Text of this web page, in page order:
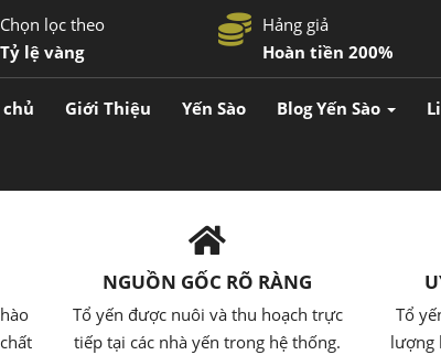
Chọn lọc theo
Tỷ lệ vàng
Hảng giả
Hoàn tiền 200%
Giới Thiệu Yến Sào Blog Yến Sào
NGUỒN GỐC RÕ RÀNG
Tổ yến được nuôi và thu hoạch trực
tiếp tại các nhà yến trong hệ thống.
Tổ
lượng